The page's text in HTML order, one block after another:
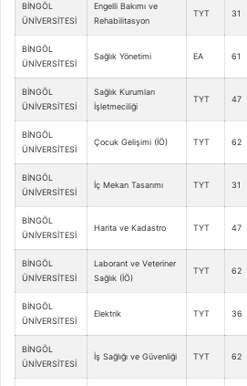
BİNGÖL
ÜNİVERSİTESİ
Engelli Bakımı ve
Rehabilitasyon
TYT 31
BİNGÖL
ÜNİVERSİTESİ
Sağlık Yönetimi EA 61
BİNGÖL
ÜNİVERSİTESİ
Sağlık Kurumları
İşletmeciliği
TYT 47
BİNGÖL
ÜNİVERSİTESİ
Çocuk Gelişimi (İÖ) TYT 62
BİNGÖL
ÜNİVERSİTESİ
İç Mekan Tasarımı TYT 31
BİNGÖL
ÜNİVERSİTESİ
Harita ve Kadastro TYT 47
BİNGÖL
ÜNİVERSİTESİ
Laborant ve Veteriner
Sağlık (İÖ)
TYT 62
BİNGÖL
ÜNİVERSİTESİ
Elektrik TYT 36
BİNGÖL
ÜNİVERSİTESİ
İş Sağlığı ve Güvenliği TYT 62